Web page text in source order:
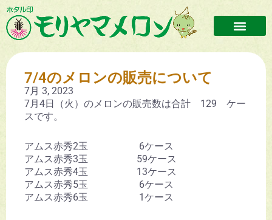
7/4のメロンの販売について
7月 3, 2023
7月4日（火）のメロンの販売数は合計 129 ケー
スです。
アムス赤秀2玉 6ケース
アムス赤秀3玉 59ケース
アムス赤秀4玉 13ケース
アムス赤秀5玉 6ケース
アムス赤秀6玉 1ケース